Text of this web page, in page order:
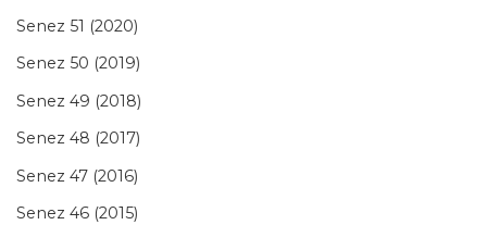
Senez 51 (2020)
Senez 50 (2019)
Senez 49 (2018)
Senez 48 (2017)
Senez 47 (2016)
Senez 46 (2015)